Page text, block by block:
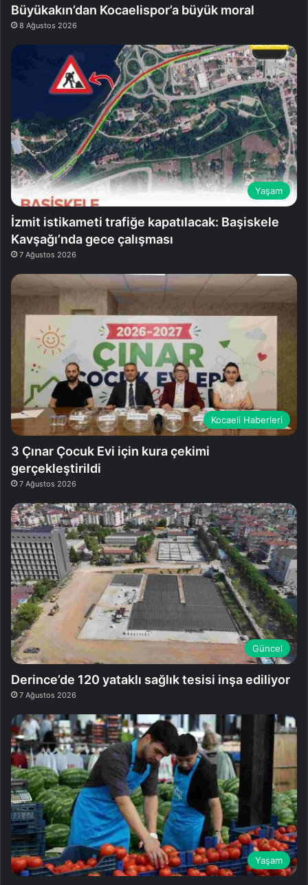
Büyükakın’dan Kocaelispor’a büyük moral
8 Ağustos 2026
Yaşam
İzmit istikameti trafiğe kapatılacak: Başiskele
Kavşağı’nda gece çalışması
7 Ağustos 2026
Kocaeli Haberleri
3 Çınar Çocuk Evi için kura çekimi
gerçekleştirildi
7 Ağustos 2026
Güncel
Derince’de 120 yataklı sağlık tesisi inşa ediliyor
7 Ağustos 2026
Yaşam